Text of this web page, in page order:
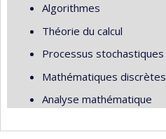
Algorithmes
Théorie du calcul
Processus stochastiques
Mathématiques discrètes
Analyse mathématique